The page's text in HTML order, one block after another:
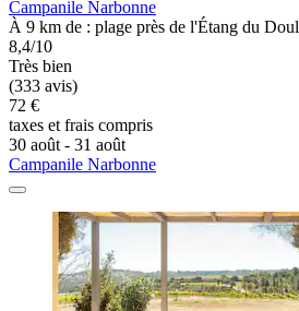
Campanile Narbonne
À 9 km de : plage près de l'Étang du Doul
8,4/10
Très bien
(333 avis)
72 €
taxes et frais compris
30 août - 31 août
Campanile Narbonne